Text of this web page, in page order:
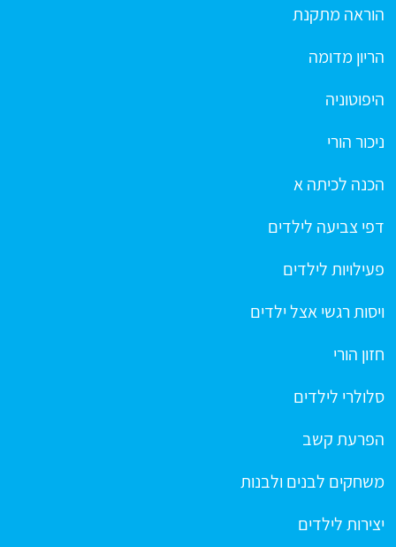
הוראה מתקנת
הריון מדומה
היפוטוניה
ניכור הורי
הכנה לכיתה א
דפי צביעה לילדים
פעילויות לילדים
ויסות רגשי אצל ילדים
חזון הורי
סלולרי לילדים
הפרעת קשב
משחקים לבנים ולבנות
יצירות לילדים